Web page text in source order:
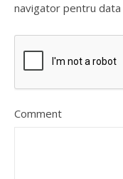
navigator pentru
Comment